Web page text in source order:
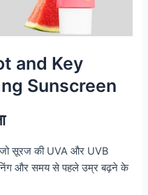
and Key
Sunscreen
सूरज की UVA और UVB
और समय से पहले उम्र बढ़ने के